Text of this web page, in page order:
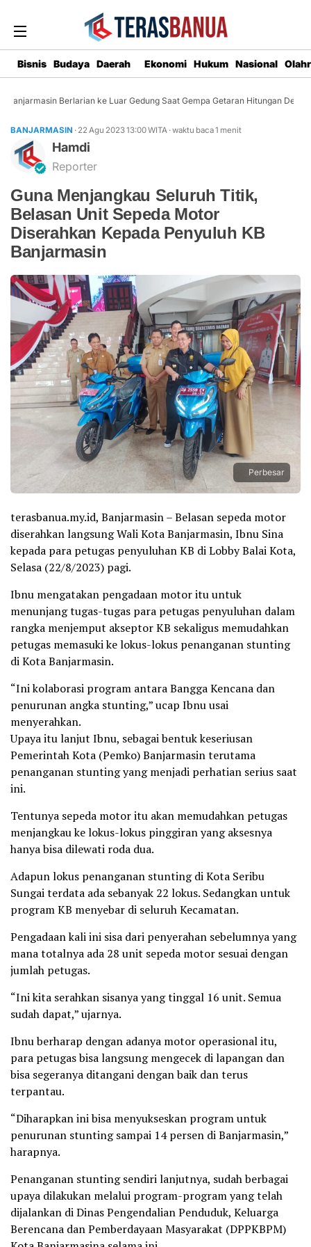
Bisnis Budaya Daerah Ekonomi Hukum Nasional
Berlarian ke Luar Gedung Saat Gempa Getaran Hitungan Detik
BANJARMASIN · 22 Agu 202313:00WITA ·waktu baca 1 menit
Hamdi
Reporter
Guna Menjangkau Seluruh Titik,
Belasan Unit Sepeda Motor
Diserahkan Kepada Penyuluh KB
Banjarmasin
Perbesar
terasbanua.my.id, Banjarmasin – Belasan sepeda motor
diserahkan langsung Wali Kota Banjarmasin, Ibnu Sina
kepada para petugas penyuluhan KB di Lobby Balai Kota,
Selasa (22/8/2023) pagi.
Ibnu mengatakan pengadaan motor itu untuk
menunjang tugas-tugas para petugas penyuluhan dalam
rangka menjemput akseptor KB sekaligus memudahkan
petugas memasuki ke lokus-lokus penanganan stunting
di Kota Banjarmasin.
“Ini kolaborasi program antara Bangga Kencana dan
penurunan angka stunting,” ucap Ibnu usai
menyerahkan.
Upaya itu lanjut Ibnu, sebagai bentuk keseriusan
Pemerintah Kota (Pemko) Banjarmasin terutama
penanganan stunting yang menjadi perhatian serius saat
ini.
Tentunya sepeda motor itu akan memudahkan petugas
menjangkau ke lokus-lokus pinggiran yang aksesnya
hanya bisa dilewati roda dua.
Adapun lokus penanganan stunting di Kota Seribu
Sungai terdata ada sebanyak 22 lokus. Sedangkan untuk
program KB menyebar di seluruh Kecamatan.
Pengadaan kali ini sisa dari penyerahan sebelumnya yang
mana totalnya ada 28 unit sepeda motor sesuai dengan
jumlah petugas.
“Ini kita serahkan sisanya yang tinggal 16 unit. Semua
sudah dapat,” ujarnya.
Ibnu berharap dengan adanya motor operasional itu,
para petugas bisa langsung mengecek di lapangan dan
bisa segeranya ditangani dengan baik dan terus
terpantau.
“Diharapkan ini bisa menyukseskan program untuk
penurunan stunting sampai 14 persen di Banjarmasin,”
harapnya.
Penanganan stunting sendiri lanjutnya, sudah berbagai
upaya dilakukan melalui program-program yang telah
dijalankan di Dinas Pengendalian Penduduk, Keluarga
Berencana dan Pemberdayaan Masyarakat (DPPKBPM)